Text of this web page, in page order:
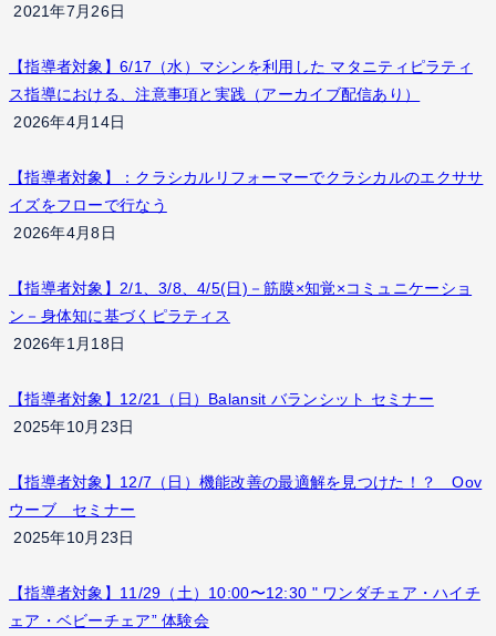
2021年7月26日
【指導者対象】6/17（水）マシンを利用した マタニティピラティ
ス指導における、注意事項と実践（アーカイブ配信あり）
2026年4月14日
【指導者対象】：クラシカルリフォーマーでクラシカルのエクササ
イズをフローで行なう
2026年4月8日
【指導者対象】2/1、3/8、4/5(日)－筋膜×知覚×コミュニケーショ
ン－身体知に基づくピラティス
2026年1月18日
【指導者対象】12/21（日）Balansit バランシット セミナー
2025年10月23日
【指導者対象】12/7（日）機能改善の最適解を見つけた！？ Oov
ウーブ セミナー
2025年10月23日
【指導者対象】11/29（土）10:00〜12:30 " ワンダチェア・ハイチ
ェア・ベビーチェア” 体験会